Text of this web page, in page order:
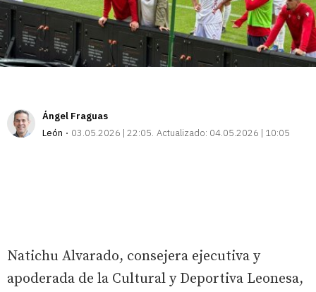
Ángel Fraguas
León
03.05.2026 | 22:05 Actualizado: 04.05.2026 | 10:05
Natichu Alvarado, consejera ejecutiva y
apoderada de la Cultural y Deportiva Leonesa,